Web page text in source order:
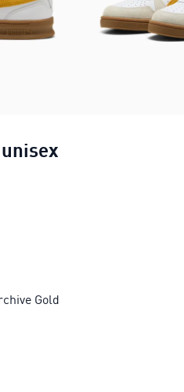
Indoor unisex
Gold